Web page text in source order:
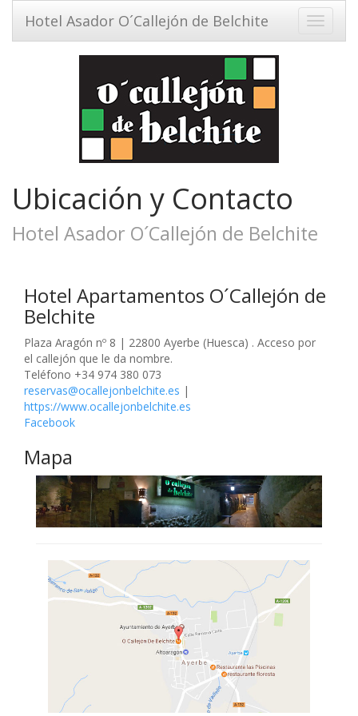
Toggle
Hotel Asador O´Callejón de Belchite
Ubicación y Contacto
Hotel Asador O´Callejón de Belchite
Hotel Apartamentos O´Callejón de
Belchite
Plaza Aragón nº 8 | 22800 Ayerbe (Huesca) . Acceso por
el callejón que le da nombre.
Teléfono +34 974 380 073
reservas@ocallejonbelchite.es |
https://www.ocallejonbelchite.es
Facebook
Mapa